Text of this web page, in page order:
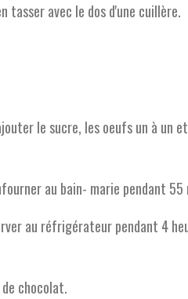
tasser avec le dos d'une cuillère.
le sucre, les oeufs un à un
au bain- marie pendant 55
au réfrigérateur pendant 4
chocolat.